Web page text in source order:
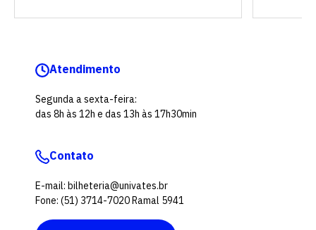
Atendimento
Segunda a sexta-feira:
das 8h às 12h e das 13h às 17h30min
Contato
E-mail: bilheteria@univates.br
Fone: (51) 3714-7020 Ramal 5941